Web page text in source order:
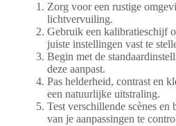
Zorg voor een rustige
lichtvervuiling.
Gebruik een kalibratieschijf
juiste instellingen vast te
Begin met de
deze aanpast.
Pas helderheid, contrast en
een natuurlijke uitstraling.
Test verschillende scènes
van je aanpassingen te